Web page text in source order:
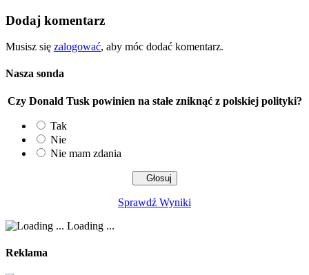
Dodaj komentarz
Musisz się zalogować, aby móc dodać komentarz.
Nasza sonda
Czy Donald Tusk powinien na stałe zniknąć z polskiej polityki?
Tak
Nie
Nie mam zdania
Sprawdź Wyniki
Loading ...
Reklama